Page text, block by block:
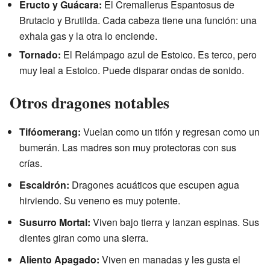
Eructo y Guácara: El Cremallerus Espantosus de
Brutacio y Brutilda. Cada cabeza tiene una función: una
exhala gas y la otra lo enciende.
Tornado: El Relámpago azul de Estoico. Es terco, pero
muy leal a Estoico. Puede disparar ondas de sonido.
Otros dragones notables
Tifóomerang: Vuelan como un tifón y regresan como un
bumerán. Las madres son muy protectoras con sus
crías.
Escaldrón: Dragones acuáticos que escupen agua
hirviendo. Su veneno es muy potente.
Susurro Mortal: Viven bajo tierra y lanzan espinas. Sus
dientes giran como una sierra.
Aliento Apagado: Viven en manadas y les gusta el